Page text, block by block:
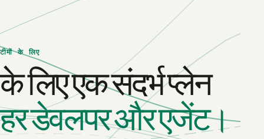
टीमों के लिए
के लिए एक संदर्भ प्लेन
हर डेवलपर और एजेंट।